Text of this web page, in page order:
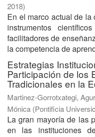
2018)
En el marco actual de
instrumentos
facilitadores de
la competencia de
Estrategias
Participación de los
Tradicionales en la
Martinez-Gorrotxategi,
Mónica (Pontificia
La gran mayoría de las
en las instituciones